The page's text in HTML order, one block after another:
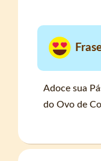
Adoce sua
do Ovo de